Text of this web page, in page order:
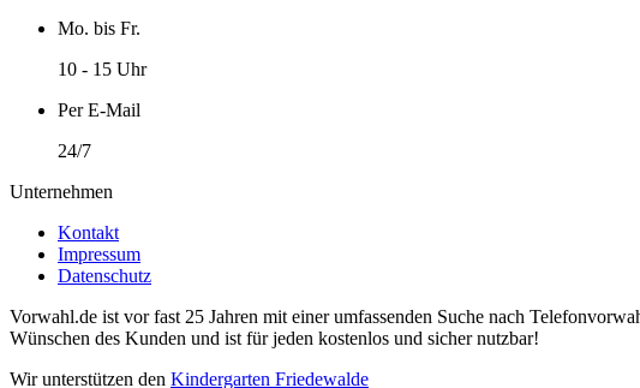
Mo. bis Fr.
10 - 15 Uhr
Per E-Mail
24/7
Unternehmen
Kontakt
Impressum
Datenschutz
Vorwahl.de ist vor fast 25 Jahren mit einer umfassenden Suche nach
Wünschen des Kunden und ist für jeden kostenlos und sicher nutzbar!
Wir unterstützen den Kindergarten Friedewalde